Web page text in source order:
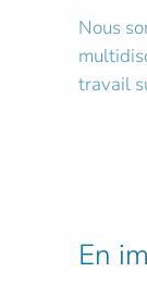
Nous
travail
En